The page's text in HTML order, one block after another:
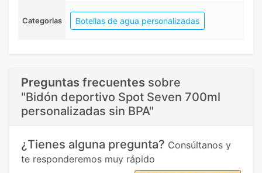
Categorias Botellas de agua personalizadas
Preguntas frecuentes sobre
"Bidón deportivo Spot Seven 700ml
personalizadas sin BPA"
¿Tienes alguna pregunta? Consúltanos y
te responderemos muy rápido